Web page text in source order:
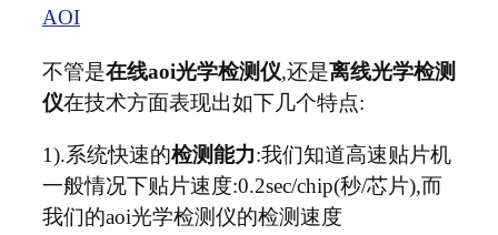
AOI
不管是在线aoi光学检测仪,还是离线光学检测
仪在技术方面表现出如下几个特点:
1).系统快速的检测能力:我们知道高速贴片机
一般情况下贴片速度:0.2sec/chip(秒/芯片),而
我们的aoi光学检测仪的检测速度